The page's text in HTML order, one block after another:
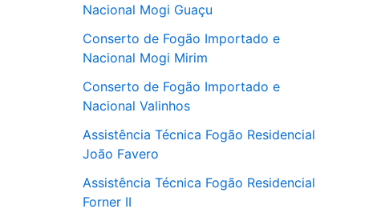
Nacional Mogi Guaçu
Conserto de Fogão Importado e
Nacional Mogi Mirim
Conserto de Fogão Importado e
Nacional Valinhos
Assistência Técnica Fogão Residencial
João Favero
Assistência Técnica Fogão Residencial
Forner II